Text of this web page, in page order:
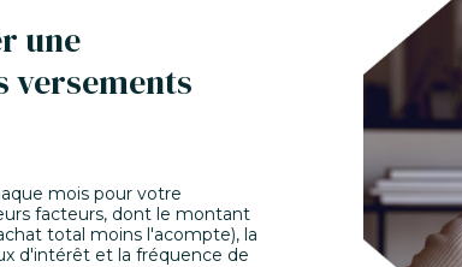
une
versements
mois pour votre
facteurs, dont le montant
total moins l'acompte), la
d'intérêt et la fréquence de